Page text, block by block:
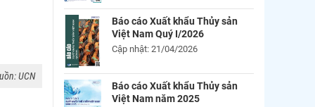
UCN
Báo cáo Xuất khẩu Thủy sản
Việt Nam Quý I/2026
Cập nhật: 21/04/2026
Báo cáo Xuất khẩu Thủy sản
Việt Nam năm 2025